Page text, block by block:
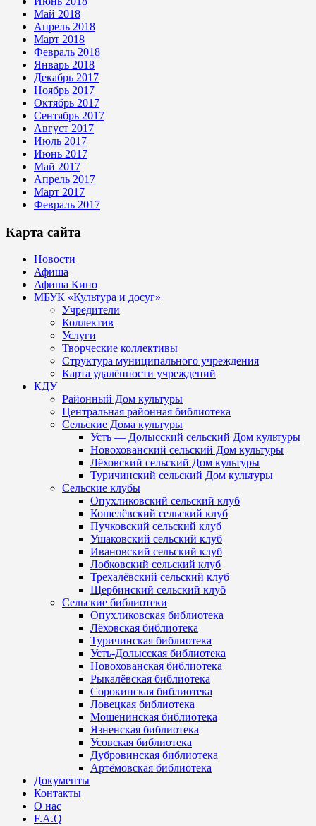
Май 2018
Апрель 2018
Март 2018
Февраль 2018
Январь 2018
Декабрь 2017
Ноябрь 2017
Октябрь 2017
Сентябрь 2017
Август 2017
Июль 2017
Июнь 2017
Май 2017
Апрель 2017
Март 2017
Февраль 2017
Карта сайта
Новости
Афиша
Афиша Кино
МБУК «Культура и досуг»
Учредители
Коллектив
Услуги
Творческие коллективы
Структура муниципального учреждения
Карта удалённости учреждений
КДУ
Районный Дом культуры
Центральная районная библиотека
Сельские Дома культуры
Усть — Долысский сельский Дом культуры
Новохованский сельский Дом культуры
Лёховский сельский Дом культуры
Туричинский сельский Дом культуры
Сельские клубы
Опухликовский сельский клуб
Кошелёвский сельский клуб
Пучковский сельский клуб
Ушаковский сельский клуб
Ивановский сельский клуб
Лобковский сельский клуб
Трехалёвский сельский клуб
Щербинский сельский клуб
Сельские библиотеки
Опухликовская библиотека
Лёховская библиотека
Туричинская библиотека
Усть-Долысская библиотека
Новохованская библиотека
Рыкалёвская библиотека
Сорокинская библиотека
Ловецкая библиотека
Мошенинская библиотека
Язненская библиотека
Усовская библиотека
Дубровинская библиотека
Артёмовская библиотека
Документы
Контакты
О нас
F.A.Q